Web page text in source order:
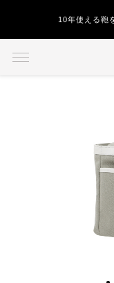
10年使える鞄